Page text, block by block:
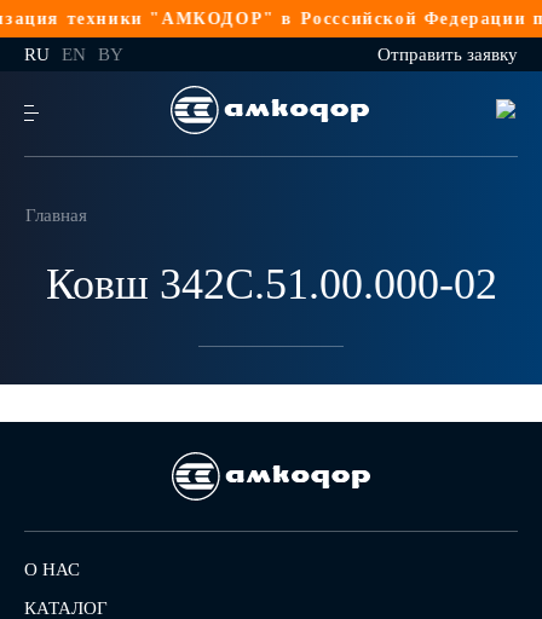
техники "АМКОДОР" в Росссийской Федерации
RU EN BY Отправить заявку
Главная
Ковш 342С.51.00.000-02
О НАС
КАТАЛОГ